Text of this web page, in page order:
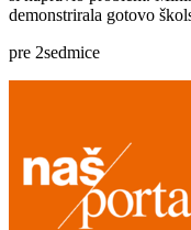
demonstrirala gotovo
pre 2sedmice